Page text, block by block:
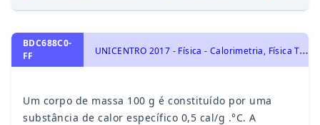
BDC688C0-
FF
U
NICENTRO 2017 - Física - Calorimetria, Física Térmica - Termologia
Um corpo de massa 100 g é constituído por uma
substância de calor específico 0,5 cal/g .°C. A